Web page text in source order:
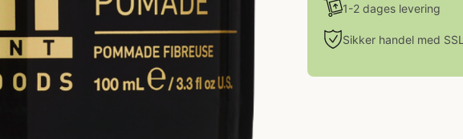
1-2 dages levering
Sikker handel med SSL